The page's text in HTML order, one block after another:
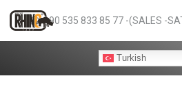
+90 535 833 85 77 -(SALES -
Turkish